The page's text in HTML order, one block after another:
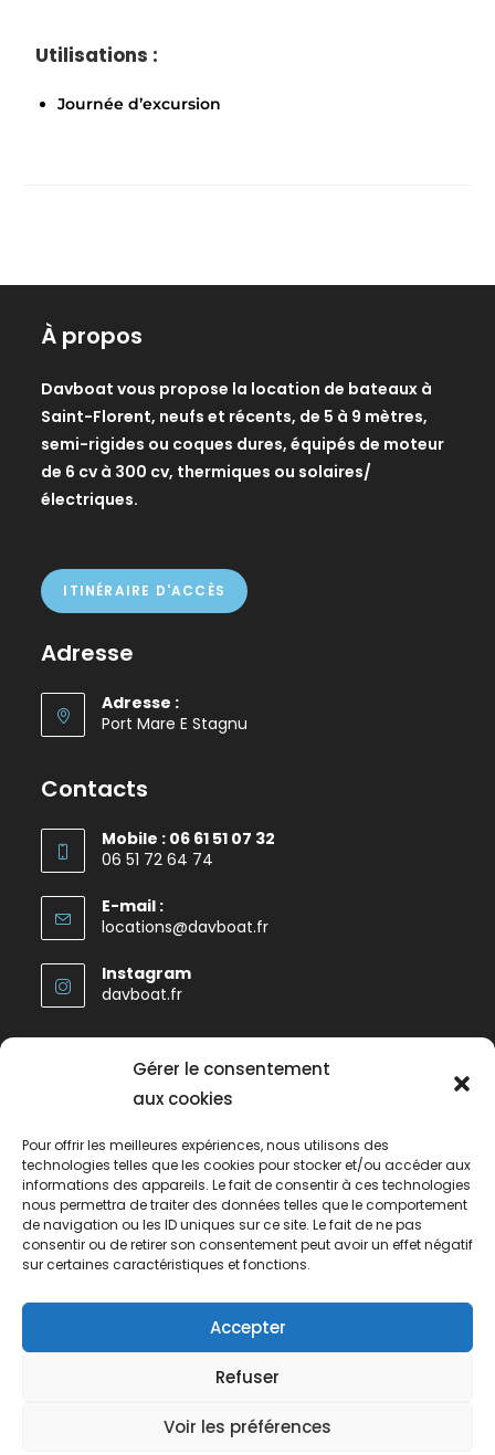
Gérer le consentement
aux cookies
Pour offrir les meilleures expériences, nous utilisons des
technologies telles que les cookies pour stocker et/ou accéder aux
informations des appareils. Le fait de consentir à ces technologies
nous permettra de traiter des données telles que le comportement
de navigation ou les ID uniques sur ce site. Le fait de ne pas
consentir ou de retirer son consentement peut avoir un effet négatif
sur certaines caractéristiques et fonctions.
Accepter
Refuser
Voir les préférences
Utilisations :
Journée d’excursion
À propos
Davboat vous propose la location de bateaux à
Saint-Florent, neufs et récents, de 5 à 9 mètres,
semi-rigides ou coques dures, équipés de moteur
de 6 cv à 300 cv, thermiques ou solaires/
électriques.
ITINÉRAIRE D'ACCÈS
Adresse
Adresse :
Port Mare E Stagnu
Contacts
Mobile : 06 61 51 07 32
06 51 72 64 74
E-mail :
locations@davboat.fr
Instagram
davboat.fr
Politique de cookies (UE)
Avis
Me Contacter
Politique de cookies (UE) Avis
© 2024 Copyright: Davboat